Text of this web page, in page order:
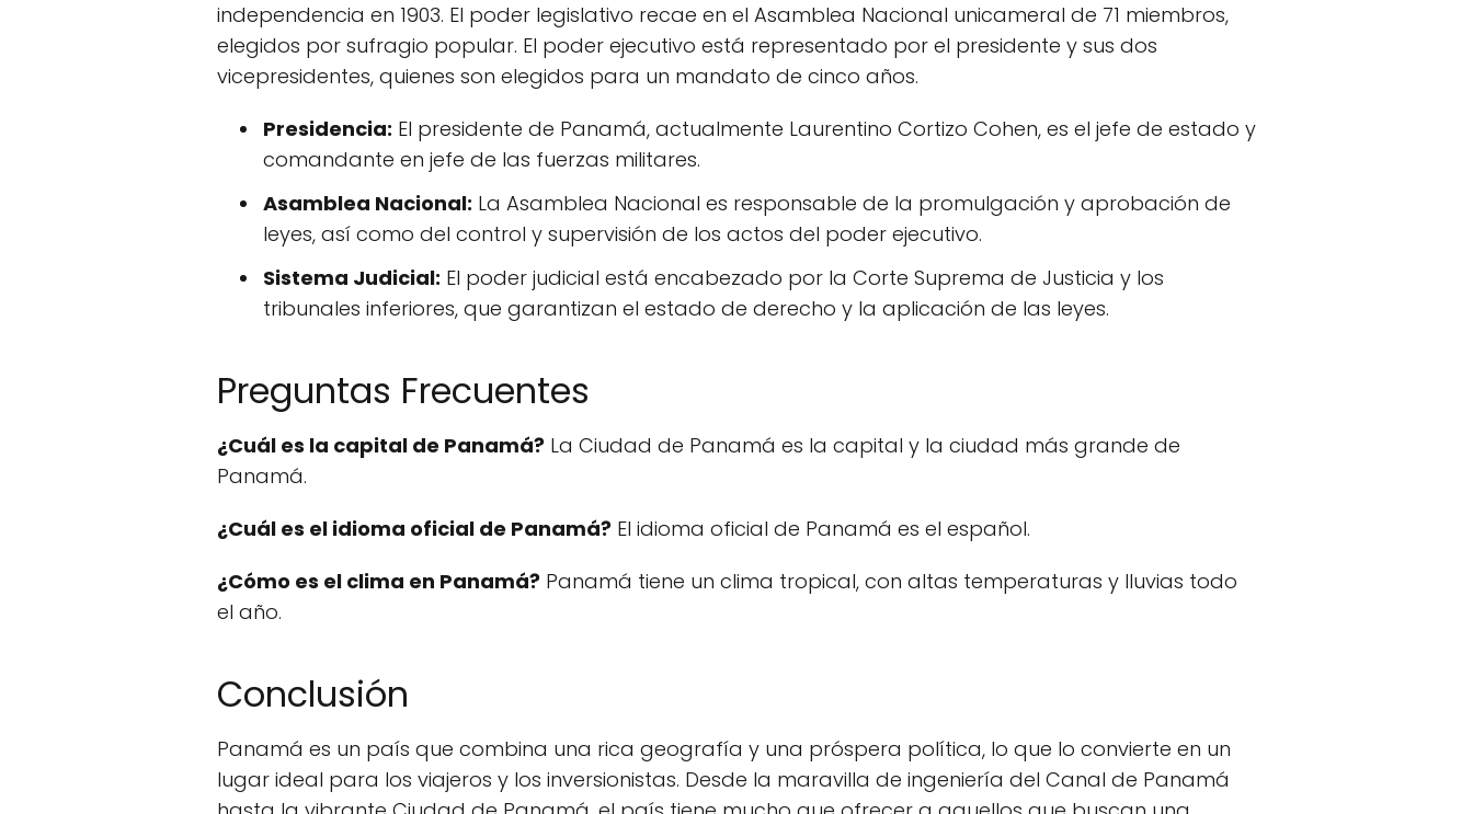
independencia en 1903. El poder legislativo recae en el Asamblea Nacional unicameral de 71 miembros,
elegidos por sufragio popular. El poder ejecutivo está representado por el presidente y sus dos
vicepresidentes, quienes son elegidos para un mandato de cinco años.
Presidencia: El presidente de Panamá, actualmente Laurentino Cortizo Cohen, es el jefe de estado y
comandante en jefe de las fuerzas militares.
Asamblea Nacional: La Asamblea Nacional es responsable de la promulgación y aprobación de
leyes, así como del control y supervisión de los actos del poder ejecutivo.
Sistema Judicial: El poder judicial está encabezado por la Corte Suprema de Justicia y los
tribunales inferiores, que garantizan el estado de derecho y la aplicación de las leyes.
Preguntas Frecuentes
¿Cuál es la capital de Panamá? La Ciudad de Panamá es la capital y la ciudad más grande de
Panamá.
¿Cuál es el idioma oficial de Panamá? El idioma oficial de Panamá es el español.
¿Cómo es el clima en Panamá? Panamá tiene un clima tropical, con altas temperaturas y lluvias todo
el año.
Conclusión
Panamá es un país que combina una rica geografía y una próspera política, lo que lo convierte en un
lugar ideal para los viajeros y los inversionistas. Desde la maravilla de ingeniería del Canal de Panamá